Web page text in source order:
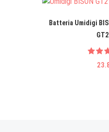
Batteria Umidigi